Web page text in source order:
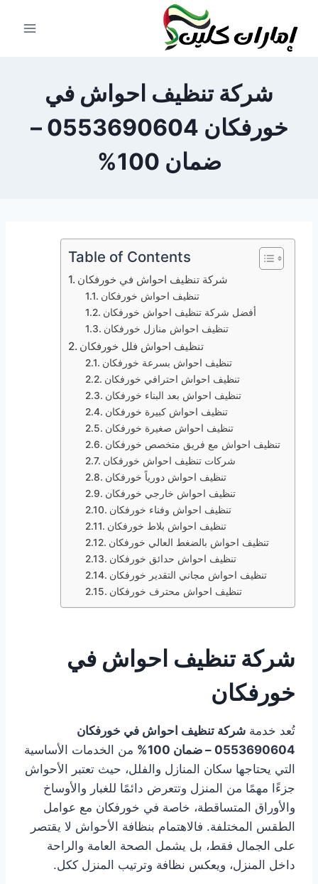
المحتوى
شركة تنظيف احواش في
خورفكان 0553690604 –
ضمان 100%
Table of Contents
شركة تنظيف احواش في خورفكان
تنظيف احواش خورفكان
أفضل شركة تنظيف احواش خورفكان
تنظيف احواش منازل خورفكان
تنظيف احواش فلل خورفكان
تنظيف احواش بسرعة خورفكان
تنظيف احواش احترافي خورفكان
تنظيف احواش بعد البناء خورفكان
تنظيف احواش كبيرة خورفكان
تنظيف احواش صغيرة خورفكان
تنظيف احواش مع فريق متخصص خورفكان
شركات تنظيف احواش خورفكان
تنظيف احواش دورياً خورفكان
تنظيف احواش خارجي خورفكان
تنظيف احواش وفناء خورفكان
تنظيف احواش بلاط خورفكان
تنظيف احواش بالضغط العالي خورفكان
تنظيف احواش حدائق خورفكان
تنظيف احواش مجاني التقدير خورفكان
تنظيف احواش محترف خورفكان
شركة تنظيف احواش في
خورفكان
تُعد خدمة شركة تنظيف احواش في خورفكان
0553690604 – ضمان 100%
من الخدمات الأساسية
التي يحتاجها سكان المنازل والفلل، حيث تعتبر الأحواش
جزءًا مهمًا من المنزل وتتعرض دائمًا للغبار والأوساخ
والأوراق المتساقطة، خاصة في خورفكان مع عوامل
الطقس المختلفة. فالاهتمام بنظافة الأحواش لا يقتصر
على الجمال فقط، بل يشمل الصحة العامة والراحة
داخل المنزل، ويعكس نظافة وترتيب المنزل ككل.